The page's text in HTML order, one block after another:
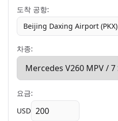
도착 공항:
Beijing Daxing Airport (PKX)
차종:
요금:
USD